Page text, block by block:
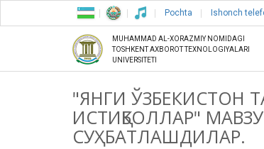
Pochta Ishonch
MUHAMMAD AL-XORAZMIY NOMIDAGI
TOSHKENT AXBOROT TEXNOLOGIYALARI
UNIVERSITETI
"ЯНГИ ЎЗБЕКИСТОН
ИСТИҚБОЛЛАР"
СУҲБАТЛАШДИЛАР.